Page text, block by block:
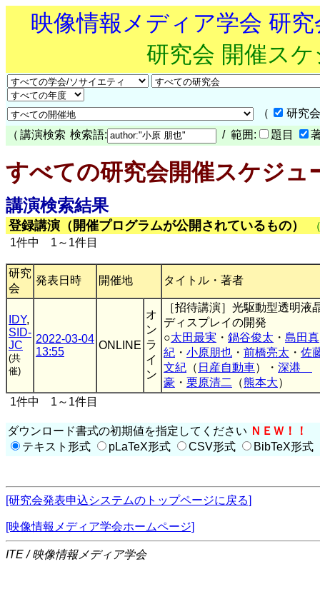
映像情報メディア学会 研
研究会 開催ス
（
研究
（ 講演検索 検索語: / 範囲: 題目
すべての研究会開催スケジュ
講演検索結果
登録講演（開催プログラムが公開されているもの）
1件中 1～1件目
研究
会
発表日時 開催地 タイトル・著者
IDY,
SID-
JC
(共
催)
2022-03-04
13:55
ONLINE
オ
ン
ラ
イ
ン
［招待講演］光駆動型透明液
ディスプレイの開発
○太田最実 ・ 鍋谷俊太 ・ 島田真
紀 ・ 小原朋也 ・ 前橋亮太 ・ 佐
文紀 （ 日産自動車）・ 深港
豪 ・ 栗原清二 （熊本大）
1件中 1～1件目
ダウンロード書式の初期値を指定してください ＮＥＷ！！
テキスト形式
pLaTeX形式 CSV形式 BibTeX形式
[研究会発表申込システムのトップページに戻る]
[映像情報メディア学会ホームページ]
ITE / 映像情報メディア学会